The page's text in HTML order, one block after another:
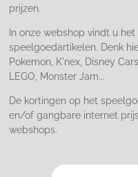
prijzen.
In onze webshop vindt u
speelgoedartikelen. Denk
Pokemon, K'nex, Disney
LEGO, Monster Jam...
De kortingen op het
en/of gangbare internet
webshops.